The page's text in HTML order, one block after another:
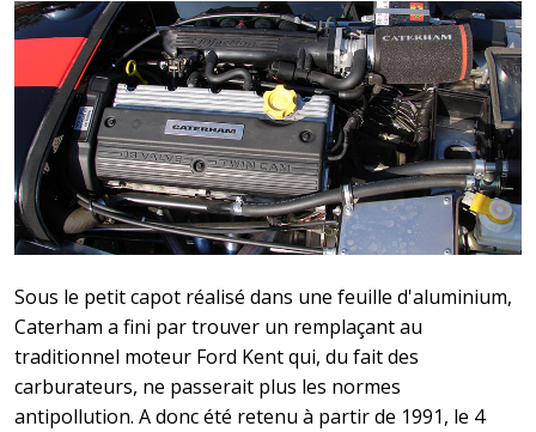
Sous le petit capot réalisé dans une feuille d'aluminium,
Caterham a fini par trouver un remplaçant au
traditionnel moteur Ford Kent qui, du fait des
carburateurs, ne passerait plus les normes
antipollution. A donc été retenu à partir de 1991, le 4